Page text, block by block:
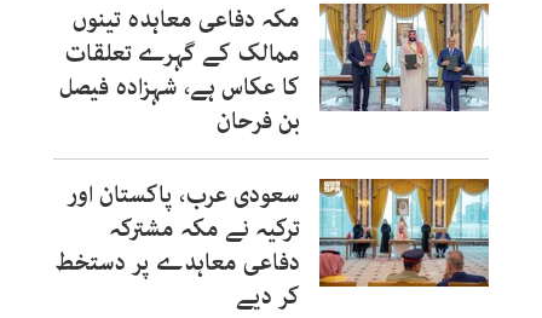
مکہ دفاعی معاہدہ تینوں
ممالک کے گہرے تعلقات
کا عکاس ہے، شہزادہ فیصل
بن فرحان
سعودی عرب، پاکستان اور
ترکیہ نے مکہ مشترکہ
دفاعی معاہدے پر دستخط
کر دیے